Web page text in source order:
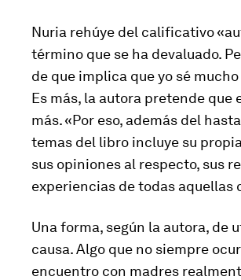
Nuria rehúye del calificativo
término que se ha devaluado.
de que implica que yo sé
Es más, la autora pretende que
más. «Por eso, además del
temas del libro incluye su
sus opiniones al respecto, sus
experiencias de todas aquellas
Una forma, según la autora, de
causa. Algo que no siempre
encuentro con madres